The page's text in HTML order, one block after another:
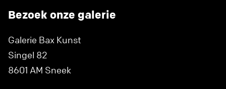
Bezoek onze galerie
Galerie Bax Kunst
Singel 82
8601 AM Sneek